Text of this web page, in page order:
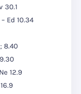
30.1
Ed 10.34
8.40
12.9